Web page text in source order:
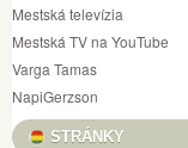
Mestská televízia
Mestská TV na YouTube
Varga Tamas
NapiGerzson
STRÁNKY